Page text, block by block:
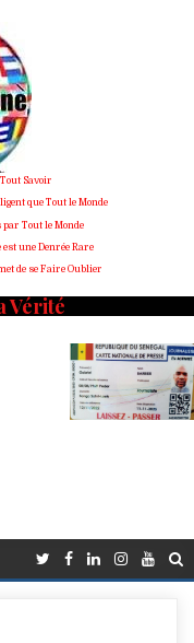
Tout Savoir
que Tout le Monde
par Tout le Monde
est une Denrée Rare
de se Faire Oublier
Vérité